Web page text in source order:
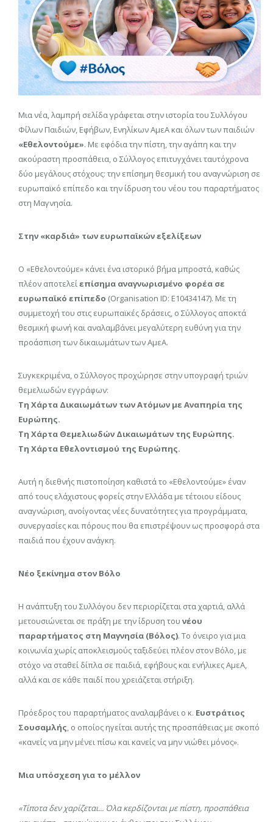
Μια νέα, λαμπρή σελίδα γράφεται στην ιστορία του Συλλόγου
Φίλων Παιδιών, Εφήβων, Ενηλίκων ΑμεΑ και όλων των παιδιών
«Εθελοντούμε». Με εφόδια την πίστη, την αγάπη και την
ακούραστη προσπάθεια, ο Σύλλογος επιτυγχάνει ταυτόχρονα
δύο μεγάλους στόχους: την επίσημη θεσμική του αναγνώριση σε
ευρωπαϊκό επίπεδο και την ίδρυση του νέου του παραρτήματος
στη Μαγνησία.
Στην «καρδιά» των ευρωπαϊκών εξελίξεων
Ο «Εθελοντούμε» κάνει ένα ιστορικό βήμα μπροστά, καθώς
πλέον αποτελείεπίσημα αναγνωρισμένο φορέα σε
ευρωπαϊκό επίπεδο (Organisation ID: E10434147). Με τη
συμμετοχή του στις ευρωπαϊκές δράσεις, ο Σύλλογος αποκτά
θεσμική φωνή και αναλαμβάνει μεγαλύτερη ευθύνη για την
προάσπιση των δικαιωμάτων των ΑμεΑ.
Συγκεκριμένα, ο Σύλλογος προχώρησε στην υπογραφή τριών
θεμελιωδών εγγράφων:
Τη Χάρτα Δικαιωμάτων των Ατόμων με Αναπηρία της
Ευρώπης.
Τη Χάρτα Θεμελιωδών Δικαιωμάτων της Ευρώπης.
Τη Χάρτα Εθελοντισμού της Ευρώπης.
Αυτή η διεθνής πιστοποίηση καθιστά το «Εθελοντούμε» έναν
από τους ελάχιστους φορείς στην Ελλάδα με τέτοιου είδους
αναγνώριση, ανοίγοντας νέες δυνατότητες για προγράμματα,
συνεργασίες και πόρους που θα επιστρέψουν ως προσφορά στα
παιδιά που έχουν ανάγκη.
Νέο ξεκίνημα στον Βόλο
Η ανάπτυξη του Συλλόγου δεν περιορίζεται στα χαρτιά, αλλά
μετουσιώνεται σε πράξη με την ίδρυση του νέου
παραρτήματος στη Μαγνησία (Βόλος). Το όνειρο για μια
κοινωνία χωρίς αποκλεισμούς ταξιδεύει πλέον στον Βόλο, με
στόχο να σταθεί δίπλα σε παιδιά, εφήβους και ενήλικες ΑμεΑ,
αλλά και σε κάθε παιδί που χρειάζεται στήριξη.
Πρόεδρος του παραρτήματος αναλαμβάνει ο κ. Ευστράτιος
Σουσαμλής, ο οποίος ηγείται αυτής της προσπάθειας με σκοπό
«κανείς να μην μένει πίσω και κανείς να μην νιώθει μόνος».
Μια υπόσχεση για το μέλλον
«Τίποτα δεν χαρίζεται... Όλα κερδίζονται με πίστη, προσπάθεια